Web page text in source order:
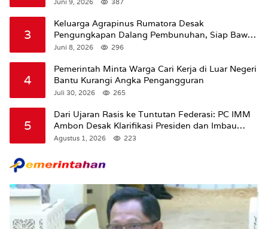
Juni 9, 2026 387
3
Keluarga Agrapinus Rumatora Desak
Pengungkapan Dalang Pembunuhan, Siap Bawa
Kasus ke Komisi III DPR RI
Juni 8, 2026 296
4
Pemerintah Minta Warga Cari Kerja di Luar Negeri
Bantu Kurangi Angka Pengangguran
Juli 30, 2026 265
5
Dari Ujaran Rasis ke Tuntutan Federasi: PC IMM
Ambon Desak Klarifikasi Presiden dan Imbau
Tunda Pengibaran Bendera Merah Putih Di
Agustus 1, 2026 223